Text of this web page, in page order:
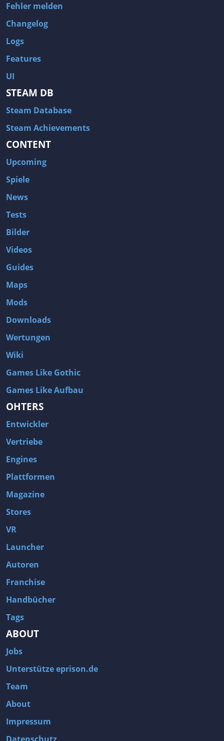
Fehler melden
Changelog
Logs
Features
UI
STEAM DB
Steam Database
Steam Achievements
CONTENT
Upcoming
Spiele
News
Tests
Bilder
Videos
Guides
Maps
Mods
Downloads
Wertungen
Wiki
Games Like Gothic
Games Like Aufbau
OHTERS
Entwickler
Vertriebe
Engines
Plattformen
Magazine
Stores
VR
Launcher
Autoren
Franchise
Handbücher
Tags
ABOUT
Jobs
Unterstütze eprison.de
Team
About
Impressum